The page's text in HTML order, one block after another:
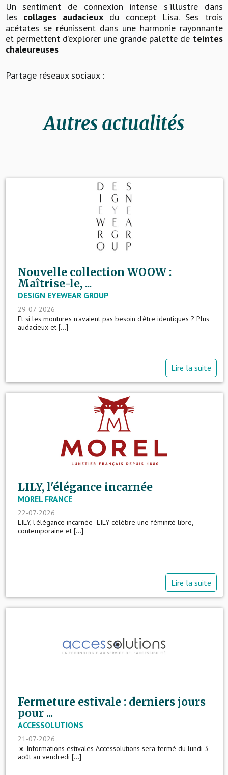
Un sentiment de connexion intense s'illustre dans
les collages audacieux du concept Lisa. Ses trois
acétates se réunissent dans une harmonie rayonnante
et permettent d’explorer une grande palette de teintes
chaleureuses
Partage réseaux sociaux :
Autres actualités
Nouvelle collection WOOW :
Maîtrise-le, ...
DESIGN EYEWEAR GROUP
29-07-2026
Et si les montures n'avaient pas besoin d'être identiques ? Plus
audacieux et [...]
Lire la suite
LILY, l'élégance incarnée
MOREL FRANCE
22-07-2026
LILY, l'élégance incarnée LILY célèbre une féminité libre,
contemporaine et [...]
Lire la suite
Fermeture estivale : derniers jours
pour ...
ACCESSOLUTIONS
21-07-2026
☀️ Informations estivales Accessolutions sera fermé du lundi 3
août au vendredi [...]